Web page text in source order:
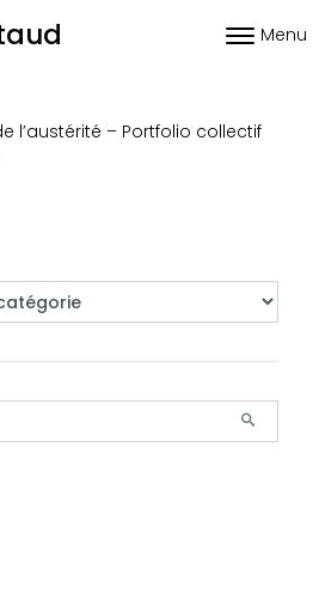
ToggleMenu
l’austérité – Portfolio collectif